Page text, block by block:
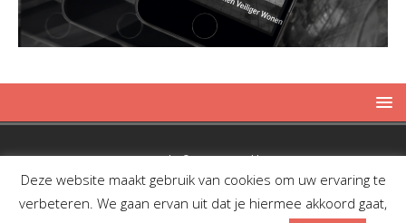
Copyright © 2019 Spreekbuis
Deze website maakt gebruik van cookies om uw ervaring te
verbeteren. We gaan ervan uit dat je hiermee akkoord gaat,